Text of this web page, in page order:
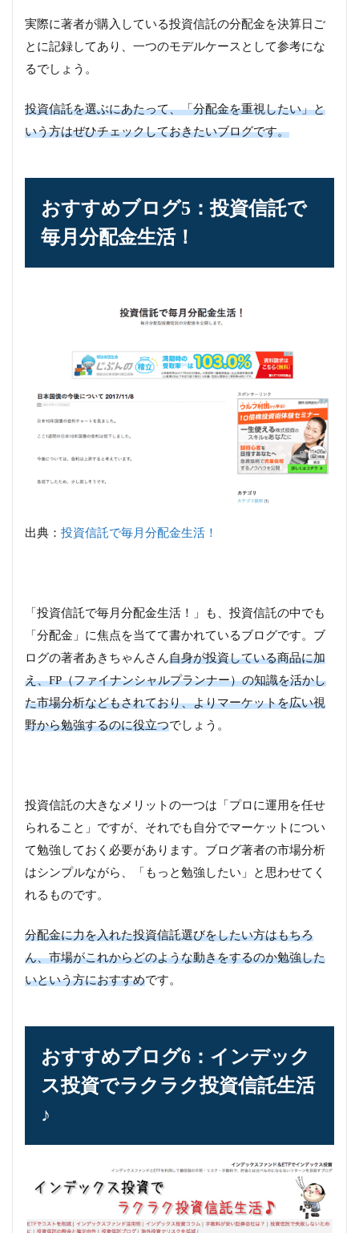
実際に著者が購入している投資信託の分配金を決算日ご
とに記録してあり、一つのモデルケースとして参考にな
るでしょう。
投資信託を選ぶにあたって、「分配金を重視したい」と
いう方はぜひチェックしておきたいブログです。
おすすめブログ5：投資信託で
毎月分配金生活！
出典： 投資信託で毎月分配金生活！
「投資信託で毎月分配金生活！」も、投資信託の中でも
「分配金」に焦点を当てて書かれているブログです。ブ
ログの著者あきちゃんさん自身が投資している商品に加
え、FP（ファイナンシャルプランナー）の知識を活かし
た市場分析などもされており、よりマーケットを広い視
野から勉強するのに役立つでしょう。
投資信託の大きなメリットの一つは「プロに運用を任せ
られること」ですが、それでも自分でマーケットについ
て勉強しておく必要があります。ブログ著者の市場分析
はシンプルながら、「もっと勉強したい」と思わせてく
れるものです。
分配金に力を入れた投資信託選びをしたい方はもちろ
ん、市場がこれからどのような動きをするのか勉強した
いという方におすすめです。
おすすめブログ6：インデック
ス投資でラクラク投資信託生活
♪